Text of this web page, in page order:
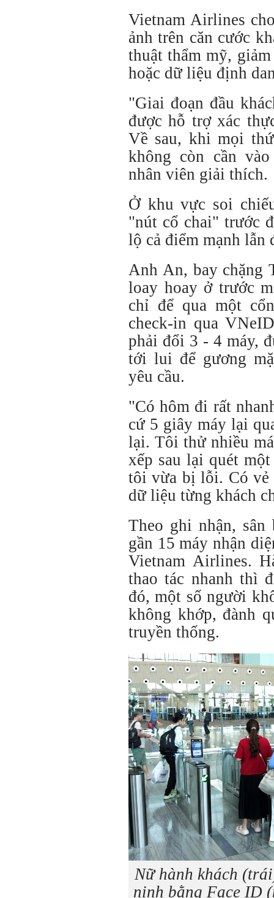
Vietnam Airlines
ảnh trên căn cước
thuật thẩm mỹ,
hoặc dữ liệu định
"Giai đoạn đầu
được hỗ trợ xác
Về sau, khi mọi
không còn cần
nhân viên giải thích.
Ở khu vực soi
"nút cổ chai" trước
lộ cả điểm mạnh lẫn
Anh An, bay chặng
loay hoay ở trước
chỉ để qua một
check-in qua
phải đổi 3 - 4 máy,
tới lui để gương
yêu cầu.
"Có hôm đi rất
cứ 5 giây máy lại
lại. Tôi thử nhiều
xếp sau lại quét
tôi vừa bị lỗi. Có vẻ
dữ liệu từng khách
Theo ghi nhận,
gần 15 máy nhận
Vietnam Airlines.
thao tác nhanh thì
đó, một số người
không khớp, đành
truyền thống.
Nữ hành khách
ninh bằng Face ID